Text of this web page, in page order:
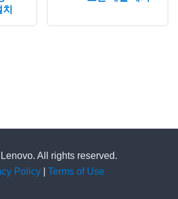
All rights reserved.
Policy
Terms of Use